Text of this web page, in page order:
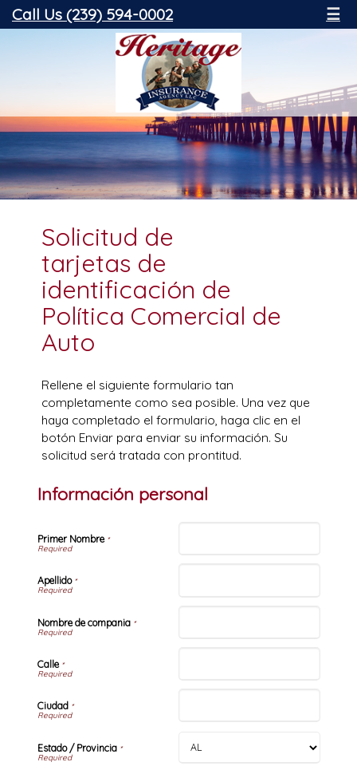
Call Us (239) 594-0002 ☰
Solicitud de
tarjetas de
identificación de
Política Comercial de
Auto
Rellene el siguiente formulario tan
completamente como sea posible. Una vez que
haya completado el formulario, haga clic en el
botón Enviar para enviar su información. Su
solicitud será tratada con prontitud.
Información personal
Primer Nombre *
Apellido*
Nombre de compania*
Calle*
Ciudad*
Estado / Provincia*